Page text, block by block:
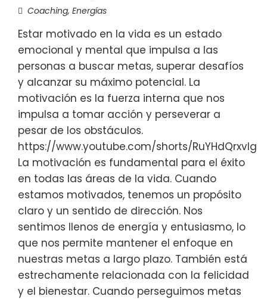
Coaching, Energías
Estar motivado en la vida es un estado
emocional y mental que impulsa a las
personas a buscar metas, superar desafíos
y alcanzar su máximo potencial. La
motivación es la fuerza interna que nos
impulsa a tomar acción y perseverar a
pesar de los obstáculos.
https://www.youtube.com/shorts/RuYHdQrxvIg
La motivación es fundamental para el éxito
en todas las áreas de la vida. Cuando
estamos motivados, tenemos un propósito
claro y un sentido de dirección. Nos
sentimos llenos de energía y entusiasmo, lo
que nos permite mantener el enfoque en
nuestras metas a largo plazo. También está
estrechamente relacionada con la felicidad
y el bienestar. Cuando perseguimos metas